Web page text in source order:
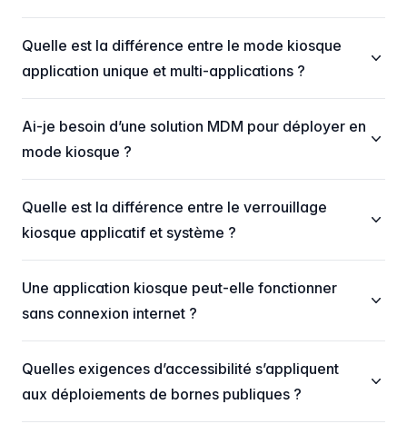
Quelle est la différence entre le mode kiosque
application unique et multi-applications ?
Ai-je besoin d’une solution MDM pour déployer en
mode kiosque ?
Quelle est la différence entre le verrouillage
kiosque applicatif et système ?
Une application kiosque peut-elle fonctionner
sans connexion internet ?
Quelles exigences d’accessibilité s’appliquent
aux déploiements de bornes publiques ?